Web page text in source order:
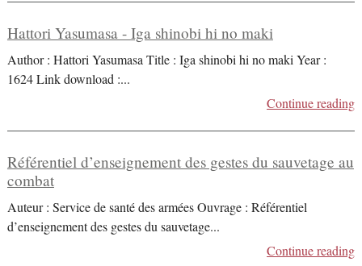
Hattori Yasumasa - Iga shinobi hi no maki
Author : Hattori Yasumasa Title : Iga shinobi hi no maki Year :
1624 Link download :...
Continue reading
Référentiel d’enseignement des gestes du sauvetage au
combat
Auteur : Service de santé des armées Ouvrage : Référentiel
d’enseignement des gestes du sauvetage...
Continue reading